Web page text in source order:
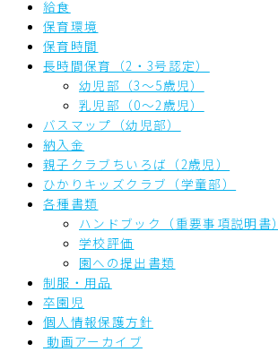
給食
保育環境
保育時間
長時間保育（2・3号認定）
幼児部（3～5歳児）
乳児部（0～2歳児）
バスマップ（幼児部）
納入金
親子クラブちいろば（2歳児）
ひかりキッズクラブ（学童部）
各種書類
ハンドブック（重要事項説明書）
学校評価
園への提出書類
制服・用品
卒園児
個人情報保護方針
動画アーカイブ